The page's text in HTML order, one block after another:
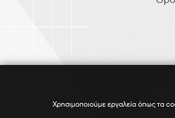
Χρησιμοποιούμε εργαλεία όπως τα